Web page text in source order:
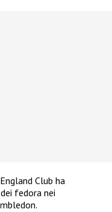
Club ha
fedora nei